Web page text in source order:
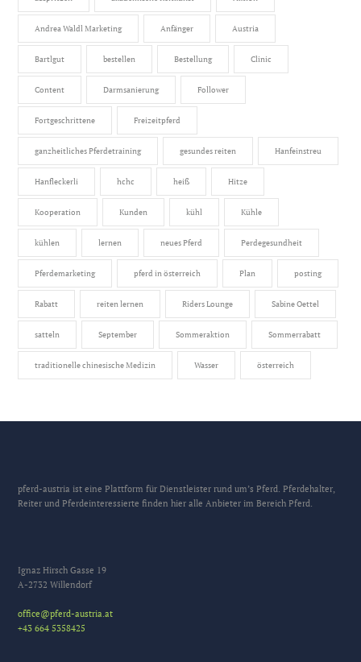
Andrea Waldl Marketing Anfänger Austria
Bartlgut bestellen Bestellung Clinic
Content Darmsanierung Follower
Fortgeschrittene Freizeitpferd
ganzheitliches Pferdetraining gesundes reiten Hanfeinstreu
Hanfleckerli hchc heiß Hitze
Kooperation Kunden kühl Kühle
kühlen lernen neues Pferd Perdegesundheit
Pferdemarketing pferd in österreich Plan posting
Rabatt reiten lernen Riders Lounge Sabine Oettel
satteln September Sommeraktion Sommerrabatt
traditionelle chinesische Medizin Wasser österreich
pferd-austria ist eine Plattform für Dienstleister rund um’s Pferd. Pferdehalter,
Reiter und Pferdeinteressierte finden hier alle Anbieter im Bereich Pferd.
Ignaz Hirsch Gasse 19
A-2732 Willendorf
office@pferd-austria.at
+43 664 5358425